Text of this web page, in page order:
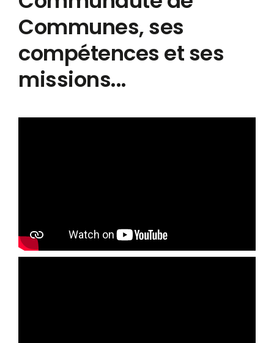
Communes, ses
compétences et ses
missions...